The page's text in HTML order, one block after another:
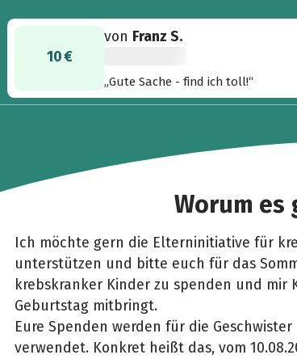
10 €
von Franz S.
„Gute Sache - find ich toll!“
Worum es
Ich möchte gern die Elterninitiative für
unterstützen und bitte euch für das
krebskranker Kinder zu spenden und mir
Geburtstag mitbringt.
Eure Spenden werden für die
verwendet. Konkret heißt das, vom